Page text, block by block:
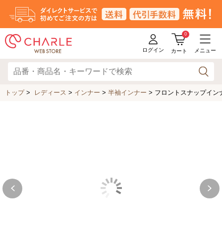
ログイン
0
カート メニュー
トップ> レディース > インナー > 半袖インナー > フロントスナップイ